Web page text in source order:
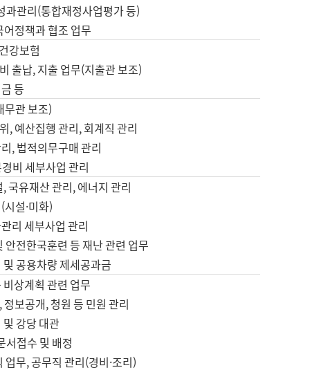
과관리(통합재정사업평가 등)
정책과 협조 업무
강보험
출납, 지출 업무(지출관 보조)
등
무관 보조)
, 예산집행 관리, 회계직 관리
, 법적의무구매 관리
비 세부사업 관리
국유재산 관리, 에너지 관리
설·미화)
리 세부사업 관리
안전한국훈련 등 재난 관련 업무
공용차량 제세공과금
상계획 관련 업무
보공개, 청원 등 민원 관리
강당 대관
서접수 및 배정
업무, 공무직 관리(경비·조리)